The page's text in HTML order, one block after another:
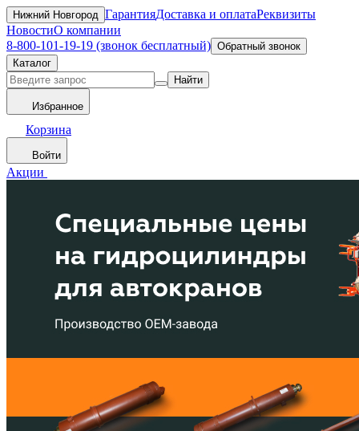
Нижний Новгород ГарантияДоставка и оплатаРеквизиты
НовостиО компании
8-800-101-19-19 (звонок бесплатный) Обратный звонок
Каталог
Найти
Избранное
Корзина
Войти
Акции